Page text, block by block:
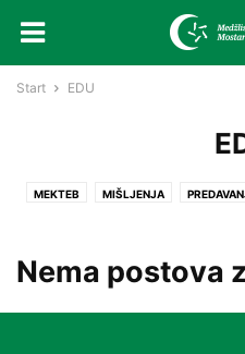
Start EDU
MEKTEB MIŠLJENJA
Nema postova